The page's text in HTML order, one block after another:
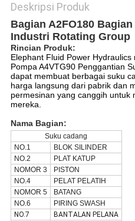
Deskripsi Produk
Bagian A2FO180
Industri Rotating Group
Rincian Produk:
Elephant Fluid Power
Pompa A4VTG90 Penggantian
dapat membuat berbagai suku
harga langsung dari pabrik dan
permesinan yang canggih untuk
mereka.
Nama Bagian:
Suku cadang
NO.1
BLOK SILINDER
NO.2
PLAT KATUP
NOMOR 3
PISTON
NO.4
PELAT PELATIH
NOMOR 5
BATANG
NO.6
PIRING SWASH
NO.7
BANTALAN PELANA